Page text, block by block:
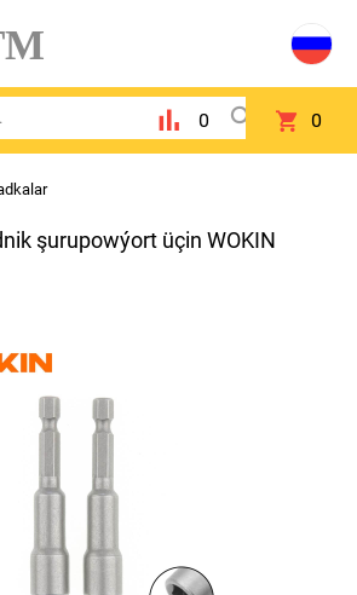
0 0
şurupowýort üçin WOKIN